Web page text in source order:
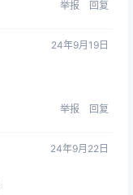
举报 回复
24年9月19日
举报 回复
24年9月22日